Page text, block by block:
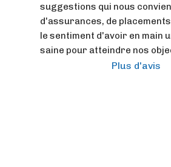
suggestions qui nous
d'assurances, de placements
le sentiment d'avoir en main
saine pour atteindre nos
Plus d'avis